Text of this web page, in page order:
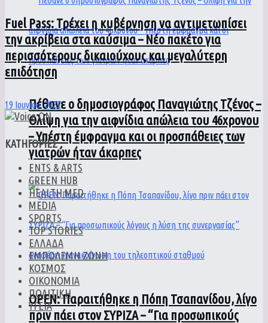
Πέθανε ο δημοσιογράφος Παναγιώτης Τζένος –
Θλίψη για την αιφνίδια απώλεια του 46χρονου
– Υπέστη έμφραγμα και οι προσπάθειες των
γιατρών ήταν άκαρπες
ΟPEN: Παραιτήθηκε η Πόπη Τσαπανίδου, λίγο
πριν πάει στον ΣΥΡΙΖΑ – “Για προσωπικούς
Fuel Pass: Τρέχει η κυβέρνηση να αντιμετωπίσει
την ακρίβεια στα καύσιμα – Νέο πακέτο για
περισσότερους δικαιούχους και μεγαλύτερη
επιδότηση
19 Ιουνίου, 2022
ΚΑΤΗΓΟΡΙΕΣ
ENTS & ARTS
GREEN HUB
HEALTH MED
MEDIA
SPORTS
TOP STORIES
ΕΛΛΑΔΑ
ΕΜΠΟΛΕΜΗ ΖΩΝΗ
ΚΟΣΜΟΣ
ΟΙΚΟΝΟΜΙΑ
ΠΟΛΙΤΙΚΗ
ΥΓΕΙΑ